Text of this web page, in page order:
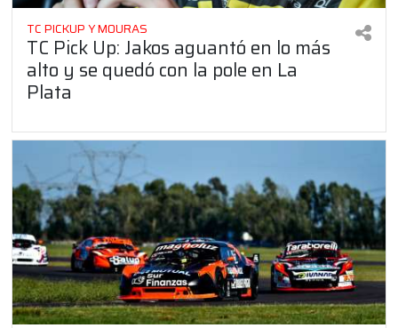
TC PICKUP Y MOURAS
TC Pick Up: Jakos aguantó en lo más
alto y se quedó con la pole en La
Plata